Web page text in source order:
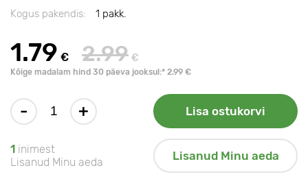
Kogus pakendis:
1 pakk.
1.79 € 2.99 €
Kõige madalam hind 30 päeva jooksul:* 2.99 €
- + Lisa ostukorvi
1 inimest
Lisanud Minu aeda
Lisanud Minu aeda